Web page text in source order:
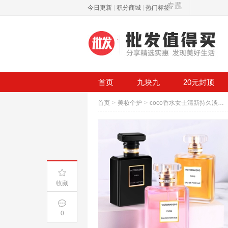
今日更新 积分商城 热门标签
首页 九块九 20元封顶
首页 > 美妆个护 > coco香水女士清新持久淡香水
收藏
0
专题